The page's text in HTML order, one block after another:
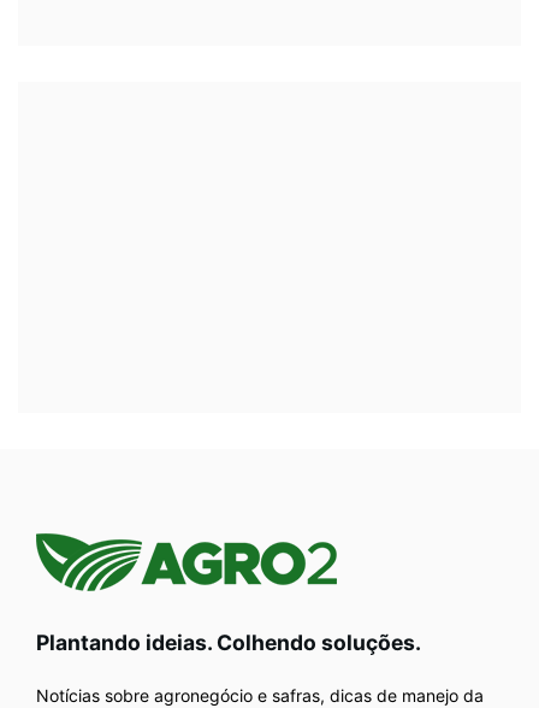
Plantando ideias. Colhendo soluções.
Notícias sobre agronegócio e safras, dicas de manejo da